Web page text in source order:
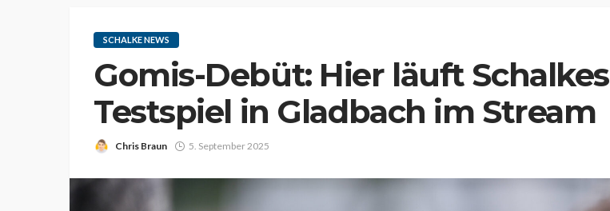
SCHALKE NEWS
Gomis-Debüt: Hier läuft Schalkes
Testspiel in Gladbach im Stream
Chris Braun 5. September 2025